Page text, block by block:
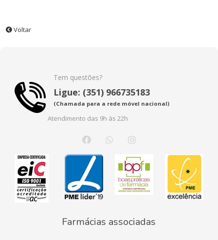
Voltar
Tem questões?
Ligue: (351) 966735183
(Chamada para a rede móvel nacional)
Atendimento das 9h às 22h
Farmácias associadas